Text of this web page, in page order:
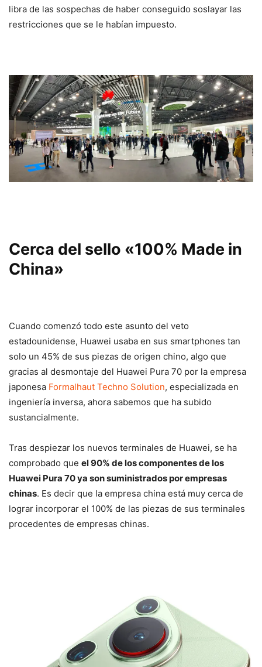
libra de las sospechas de haber conseguido soslayar las
restricciones que se le habían impuesto.
Cerca del sello «100% Made in
China»
Cuando comenzó todo este asunto del veto
estadounidense, Huawei usaba en sus smartphones tan
solo un 45% de sus piezas de origen chino, algo que
gracias al desmontaje del Huawei Pura 70 por la empresa
japonesa Formalhaut Techno Solution, especializada en
ingeniería inversa, ahora sabemos que ha subido
sustancialmente.
Tras despiezar los nuevos terminales de Huawei, se ha
comprobado que el 90% de los componentes de los
Huawei Pura 70 ya son suministrados por empresas
chinas. Es decir que la empresa china está muy cerca de
lograr incorporar el 100% de las piezas de sus terminales
procedentes de empresas chinas.